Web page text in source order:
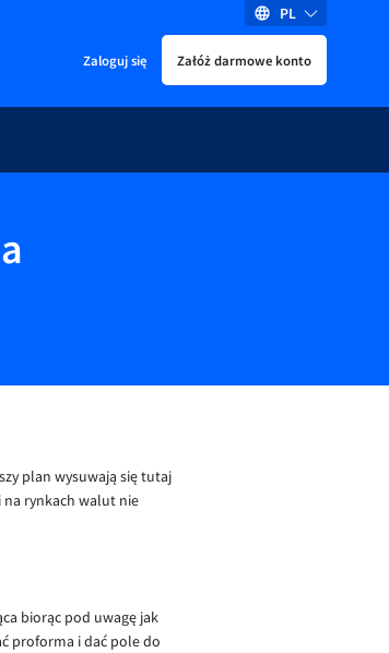
Zaloguj się Załóż darmowe konto
PL
plan wysuwają się tutaj
na rynkach walut nie
biorąc pod uwagę jak
proforma i dać pole do